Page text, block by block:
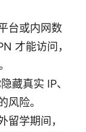
台或内网数
才能访问，
藏真实 IP、
风险。
留学期间，